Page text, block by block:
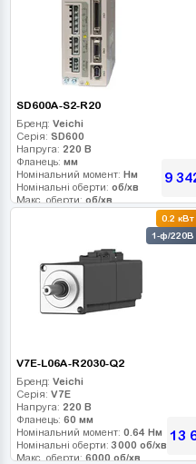
SD600A-S2-R20
Бренд: Veichi
Серія: SD600
Напруга: 220 В
Фланець: мм
Номінальний момент: Нм
Номінальні оберти: об/хв
Макс. оберти: об/хв
9
0.2 кВт
1-ф/220В
V7E-L06A-R2030-Q2
Бренд: Veichi
Серія: V7E
Напруга: 220 В
Фланець: 60 мм
Номінальний момент: 0.64 Нм
Номінальні оберти:3000 об/хв
Макс. оберти: 6000 об/хв
13